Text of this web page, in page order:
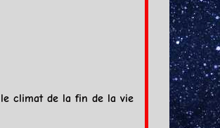
le climat de la fin de la vie